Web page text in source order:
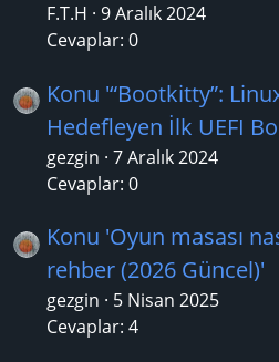
F.T.H 9 Aralık 2024
Cevaplar: 0
Konu '“Bootkitty”:
Hedefleyen İlk UEFI
gezgin 7 Aralık 2024
Cevaplar: 0
Konu 'Oyun masası
rehber (2026 Güncel)'
gezgin
5 Nisan 2025
Cevaplar: 4